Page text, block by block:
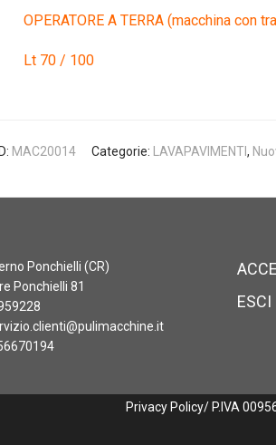
OPERATORE A TERRA (macchina con
Lt 70 / 100
MAC20014 Categorie: LAVAPAVIMENTI,
Ponchielli (CR)
Ponchielli 81
Privacy Policy/ P.IVA